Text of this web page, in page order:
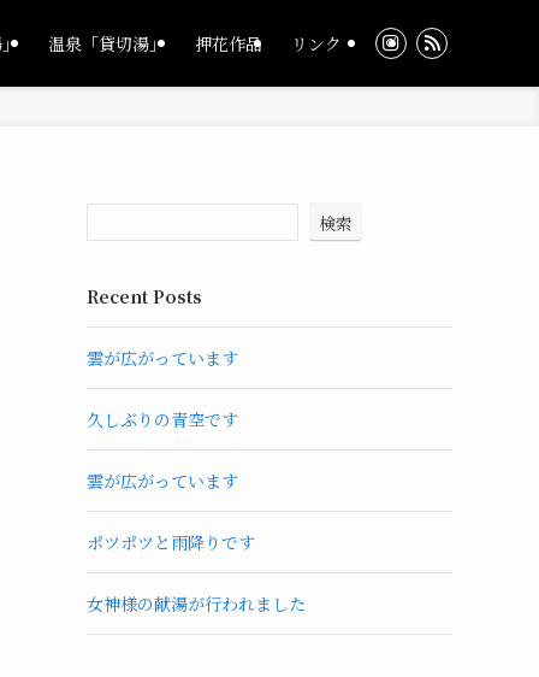
温泉「貸切湯」 押花作品 リンク
検索
Recent Posts
雲が広がっています
久しぶりの青空です
雲が広がっています
ポツポツと雨降りです
女神様の献湯が行われました